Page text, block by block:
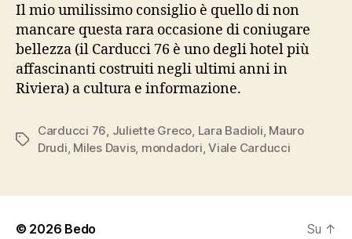
Il mio umilissimo consiglio è quello di non
mancare questa rara occasione di coniugare
bellezza (il Carducci 76 è uno degli hotel più
affascinanti costruiti negli ultimi anni in
Riviera) a cultura e informazione.
Tag
Carducci 76 Juliette Greco Lara Badioli Mauro
Drudi Miles Davis, mondadori ,Viale Carducci
© 2026 Bedo Su ↑